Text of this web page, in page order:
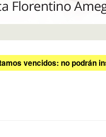
vencidos: no podrán